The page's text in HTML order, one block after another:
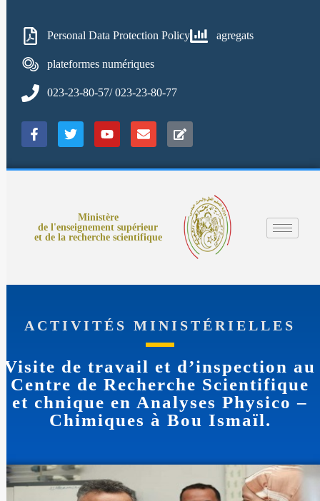
Personal Data Protection Policy agregats
plateformes numériques
023-23-80-57/ 023-23-80-77
Ministère
de l'enseignement supérieur
et de la recherche scientifique
ACTIVITÉS MINISTÉRIELLES
Visite de travail et d’inspection au
Centre de Recherche Scientifique
et chnique en Analyses Physico –
Chimiques à Bou Ismaïl.